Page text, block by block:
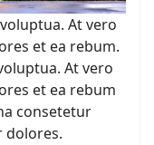
At vero
et ea rebum.
At vero
et ea rebum
consetetur
dolores.